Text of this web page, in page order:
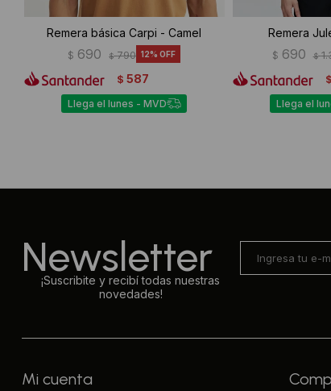
Remera básica Carpi - Camel
$ 690 $ 790 12
$ 587
Llega el lunes - MVD
Remera
$ 690 $
$
Llega el
Newsletter
¡Suscribite y recibí todas nuestras
novedades!
Mi cuenta